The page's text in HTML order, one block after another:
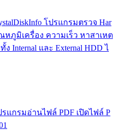
โปรแกรมตรวจ Har
หภูมิเครื่อง ความเร็ว หาสาเหต
Internal และ External HDD ไ
ปรแกรมอ่านไฟล์ PDF เปิดไฟล์ P